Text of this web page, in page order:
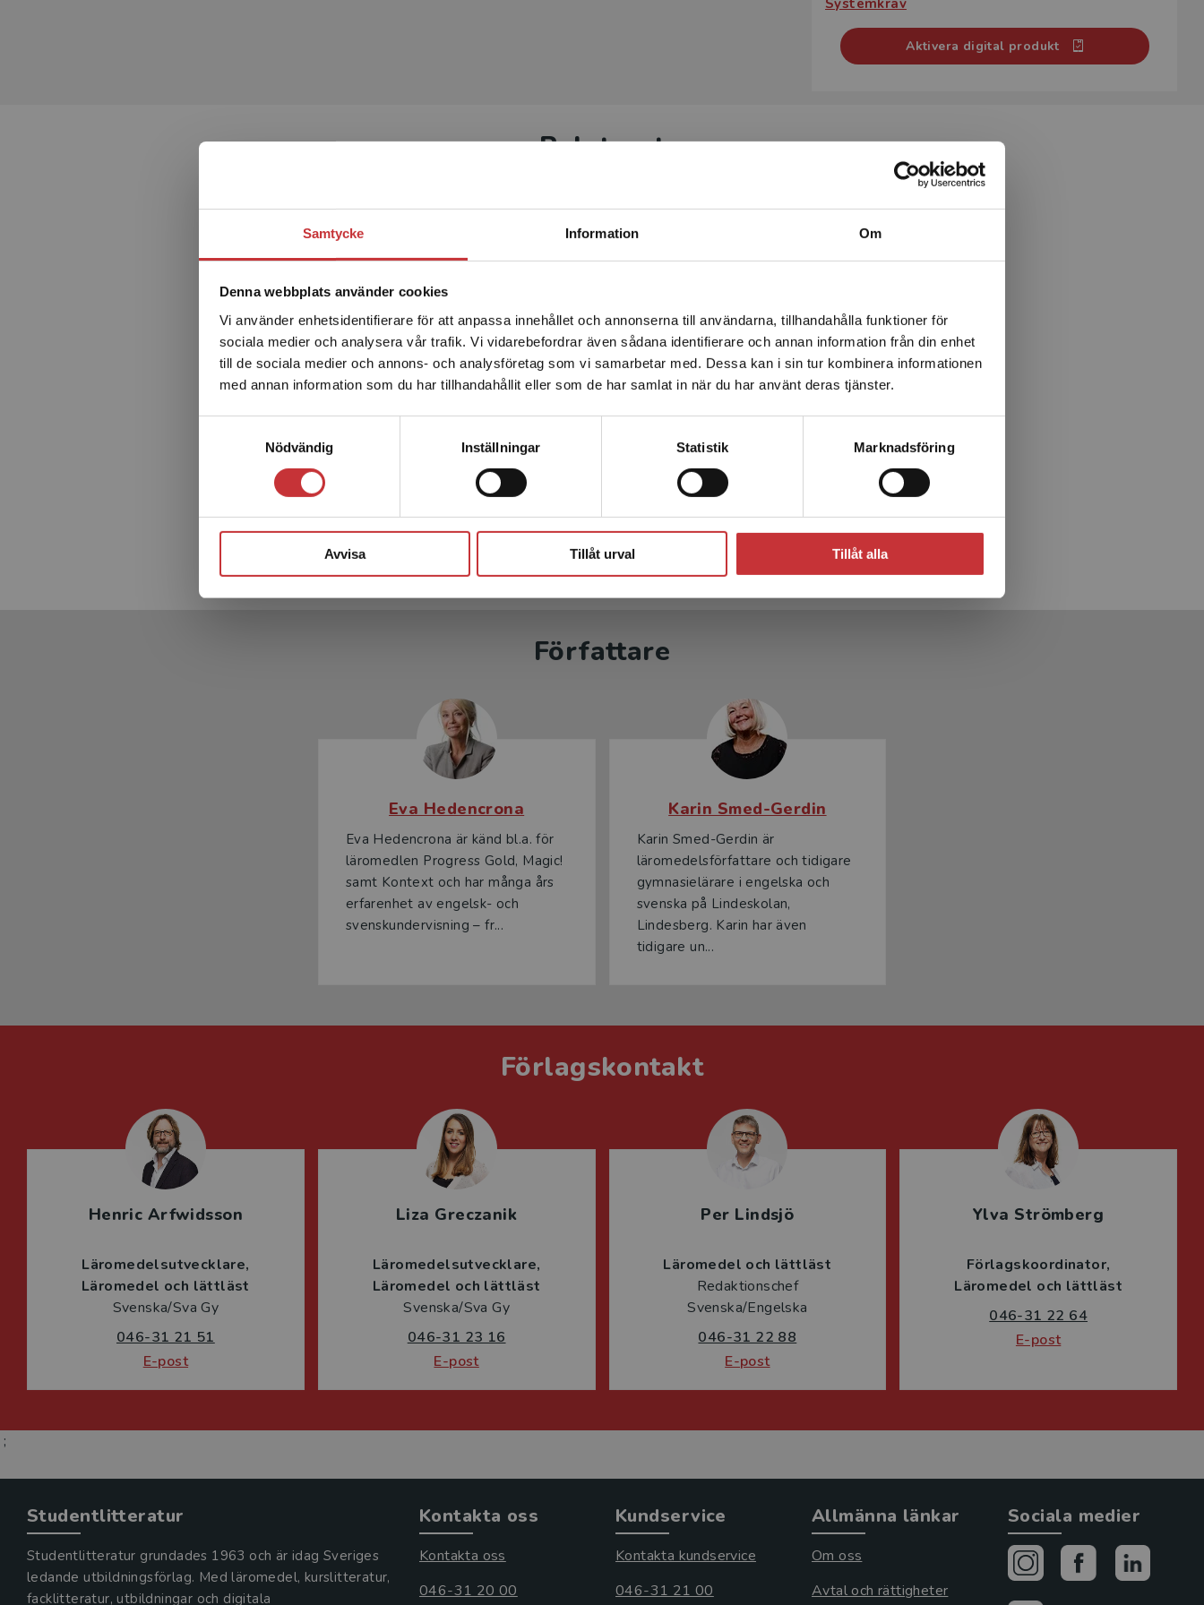
Samtycke Information Om
Denna webbplats använder cookies
Vi använder enhetsidentifierare för att anpassa innehållet och annonserna till användarna, tillhandahålla funktioner för
sociala medier och analysera vår trafik. Vi vidarebefordrar även sådana identifierare och annan information från din enhet
till de sociala medier och annons- och analysföretag som vi samarbetar med. Dessa kan i sin tur kombinera informationen
med annan information som du har tillhandahållit eller som de har samlat in när du har använt deras tjänster.
Nödvändig
Inställningar Statistik Marknadsföring
Avvisa Tillåt urval Tillåt alla
Begränsad fraktregion
Det verkar som att du besöker studentlitteratur.se via en
enhet utanför Sverige. Vi erbjuder inte leveranser utanför
Sverige. För att kunna slutföra ett köp måste
leveransadressen vara i Sverige.Läs mer
Elevpaketet består av en digital inläst bok så att eleverna kan läsa boken på skärmen och lyssna på den
Systemkrav
Aktivera digital produkt
Relaterat
Kontext Svenska som
andraspråk nivå 2-3
Elevpaket - Tryckt+ Digitalt
36 mån
Hedencrona, E - Smed-Gerdin, K
513 krinkl. moms
Framtagen för Gy25
Kontext Svenska som
andraspråk nivå 2-3
språkhäfte (10-pack)
Hedencrona, E - Smed-Gerdin, K
800 krinkl. moms
Exkl. moms: 755 kr
Framtagen för Gy25
Författare
Eva Hedencrona
Eva Hedencrona är känd bl.a. för
läromedlen Progress Gold, Magic!
samt Kontext och har många års
erfarenhet av engelsk- och
svenskundervisning – fr...
Karin Smed-Gerdin
Karin Smed-Gerdin är
läromedelsförfattare och tidigare
gymnasielärare i engelska och
svenska på Lindeskolan,
Lindesberg. Karin har även
tidigare un...
Förlagskontakt
Henric Arfwidsson
Läromedelsutvecklare
Läromedel och lättläst
Svenska/Sva Gy
046-31 21 51
E-post
Liza Greczanik
Läromedelsutvecklare
Läromedel och lättläst
Svenska/Sva Gy
046-31 23 16
E-post
Per Lindsjö
Läromedel och lättläst
Redaktionschef
Svenska/Engelska
046-31 22 88
E-post
Ylva Strömberg
Förlagskoordinator
Läromedel och lättläst
046-31 22 64
E-post
;
Studentlitteratur
Studentlitteratur grundades 1963 och är idag Sveriges
ledande utbildningsförlag. Med läromedel, kurslitteratur,
facklitteratur, utbildningar och digitala
Kontakta oss
Kontakta oss
046-31 20 00
Kundservice
Kontakta kundservice
046-31 21 00
Allmänna länkar
Om oss
Avtal och rättigheter
Sociala medier